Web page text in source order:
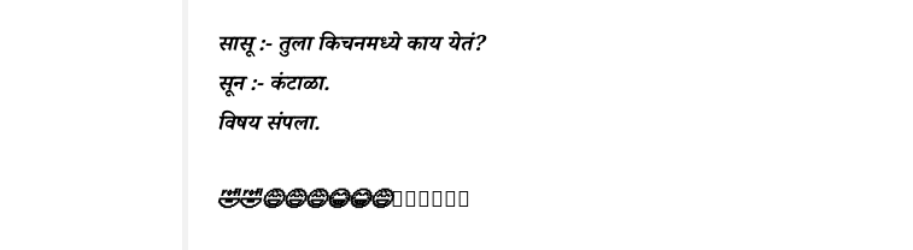
सासू :- तुला किचनमध्ये काय येतं?
सून :- कंटाळा.
विषय संपला.
🤣🤣😅😅😅😂😂😅🤦‍♀️🤦‍♀️🤦‍♀️